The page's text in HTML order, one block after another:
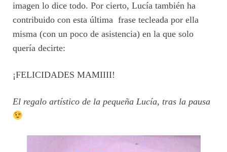
imagen lo dice todo. Por cierto, Lucía también ha
contribuido con esta última frase tecleada por ella
misma (con un poco de asistencia) en la que solo
quería decirte:
¡FELICIDADES MAMIIII!
El regalo artístico de la pequeña Lucía, tras la pausa